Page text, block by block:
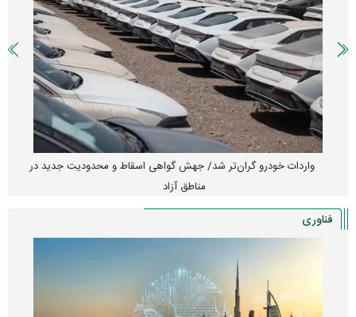
امتیاز واردات خودرو ۳ میلیارد تومان! / رانت جدید در بازار خودرو
چیست؟
فناوری